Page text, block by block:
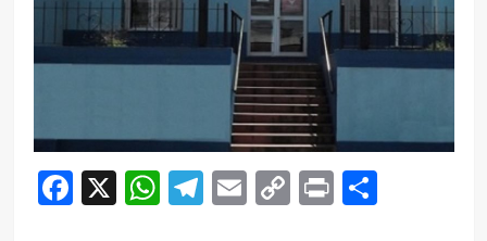
Facebook
X WhatsApp
Telegram
EmailCopy
Print